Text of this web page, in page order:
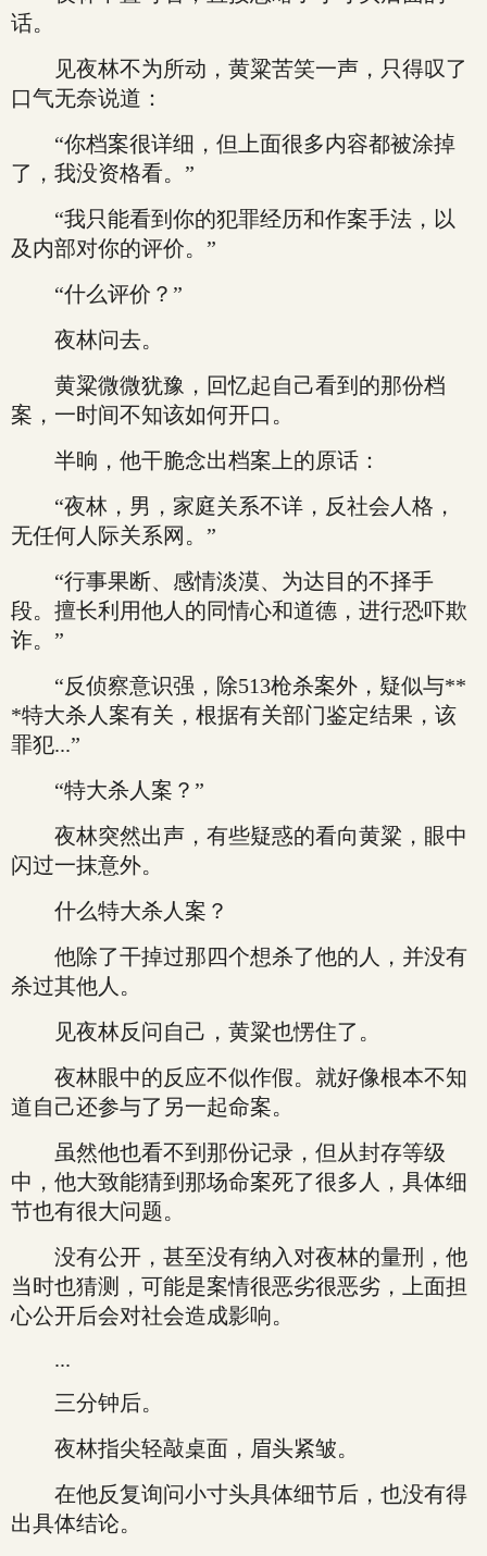
话。
见夜林不为所动，黄粱苦笑一声，只得叹了
口气无奈说道：
“你档案很详细，但上面很多内容都被涂掉
了，我没资格看。”
“我只能看到你的犯罪经历和作案手法，以
及内部对你的评价。”
“什么评价？”
夜林问去。
黄粱微微犹豫，回忆起自己看到的那份档
案，一时间不知该如何开口。
半晌，他干脆念出档案上的原话：
“夜林，男，家庭关系不详，反社会人格，
无任何人际关系网。”
“行事果断、感情淡漠、为达目的不择手
段。擅长利用他人的同情心和道德，进行恐吓欺
诈。”
“反侦察意识强，除513枪杀案外，疑似与**
*特大杀人案有关，根据有关部门鉴定结果，该
罪犯...”
“特大杀人案？”
夜林突然出声，有些疑惑的看向黄粱，眼中
闪过一抹意外。
什么特大杀人案？
他除了干掉过那四个想杀了他的人，并没有
杀过其他人。
见夜林反问自己，黄粱也愣住了。
夜林眼中的反应不似作假。就好像根本不知
道自己还参与了另一起命案。
虽然他也看不到那份记录，但从封存等级
中，他大致能猜到那场命案死了很多人，具体细
节也有很大问题。
没有公开，甚至没有纳入对夜林的量刑，他
当时也猜测，可能是案情很恶劣很恶劣，上面担
心公开后会对社会造成影响。
...
三分钟后。
夜林指尖轻敲桌面，眉头紧皱。
在他反复询问小寸头具体细节后，也没有得
出具体结论。